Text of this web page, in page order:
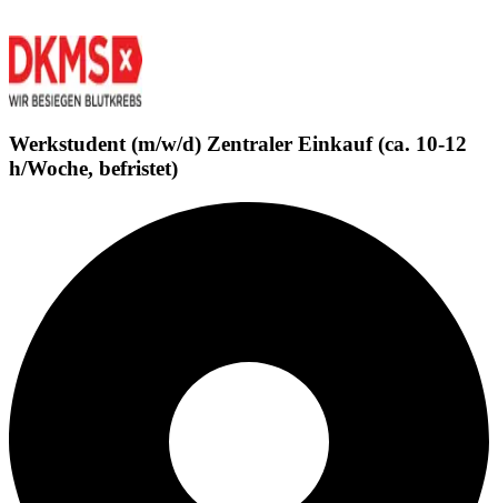
Werkstudent (m/w/d) Zentraler Einkauf (ca. 10-12
h/Woche, befristet)